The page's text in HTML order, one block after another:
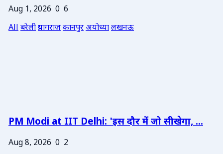
Aug 1, 2026 0 6
Allबरेलीप्रयागराजकानपुरअयोध्यालखनऊ
PM Modi at IIT Delhi: 'इस दौर में जो सीखेगा, ...
Aug 8, 2026 0 2